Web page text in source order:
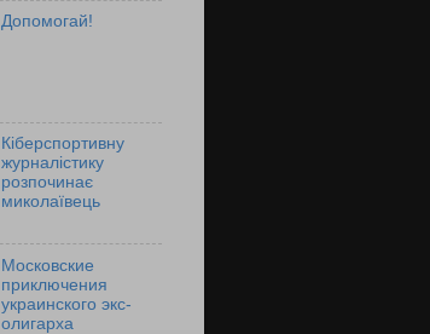
Допомогай!
Кіберспортивну
журналістику
розпочинає
миколаївець
Московские
приключения
украинского экс-
олигарха